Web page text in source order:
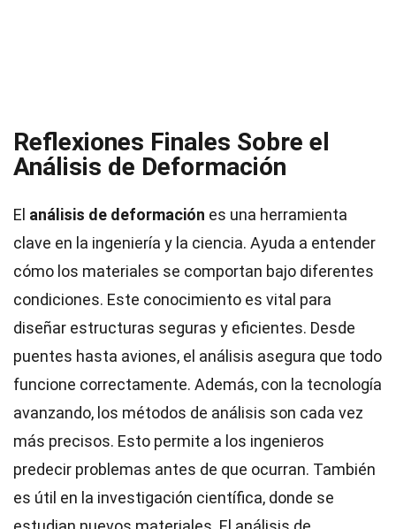
Reflexiones Finales Sobre el
Análisis de Deformación
El análisis de deformación es una herramienta
clave en la ingeniería y la ciencia. Ayuda a entender
cómo los materiales se comportan bajo diferentes
condiciones. Este conocimiento es vital para
diseñar estructuras seguras y eficientes. Desde
puentes hasta aviones, el análisis asegura que todo
funcione correctamente. Además, con la tecnología
avanzando, los métodos de análisis son cada vez
más precisos. Esto permite a los ingenieros
predecir problemas antes de que ocurran. También
es útil en la investigación científica, donde se